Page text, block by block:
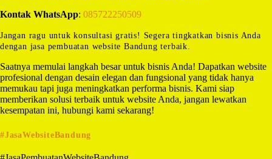
Kontak WhatsApp: 085722250509
Jangan ragu untuk konsultasi gratis! Segera tingkatkan bisnis Anda
dengan jasa pembuatan website Bandung terbaik.
Saatnya memulai langkah besar untuk bisnis Anda! Dapatkan website
profesional dengan desain elegan dan fungsional yang tidak hanya
memukau tapi juga meningkatkan performa bisnis. Kami siap
memberikan solusi terbaik untuk website Anda, jangan lewatkan
kesempatan ini, hubungi kami sekarang!
#JasaWebsiteBandung